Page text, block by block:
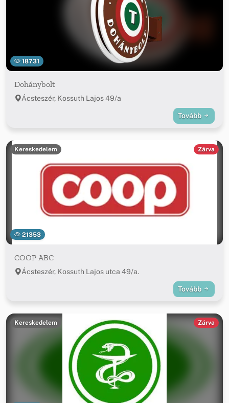
18731
Dohánybolt
Ácsteszér, Kossuth Lajos 49/a
Tovább
21353
Kereskedelem Zárva
COOP ABC
Ácsteszér, Kossuth Lajos utca 49/a.
Tovább
Kereskedelem Zárva